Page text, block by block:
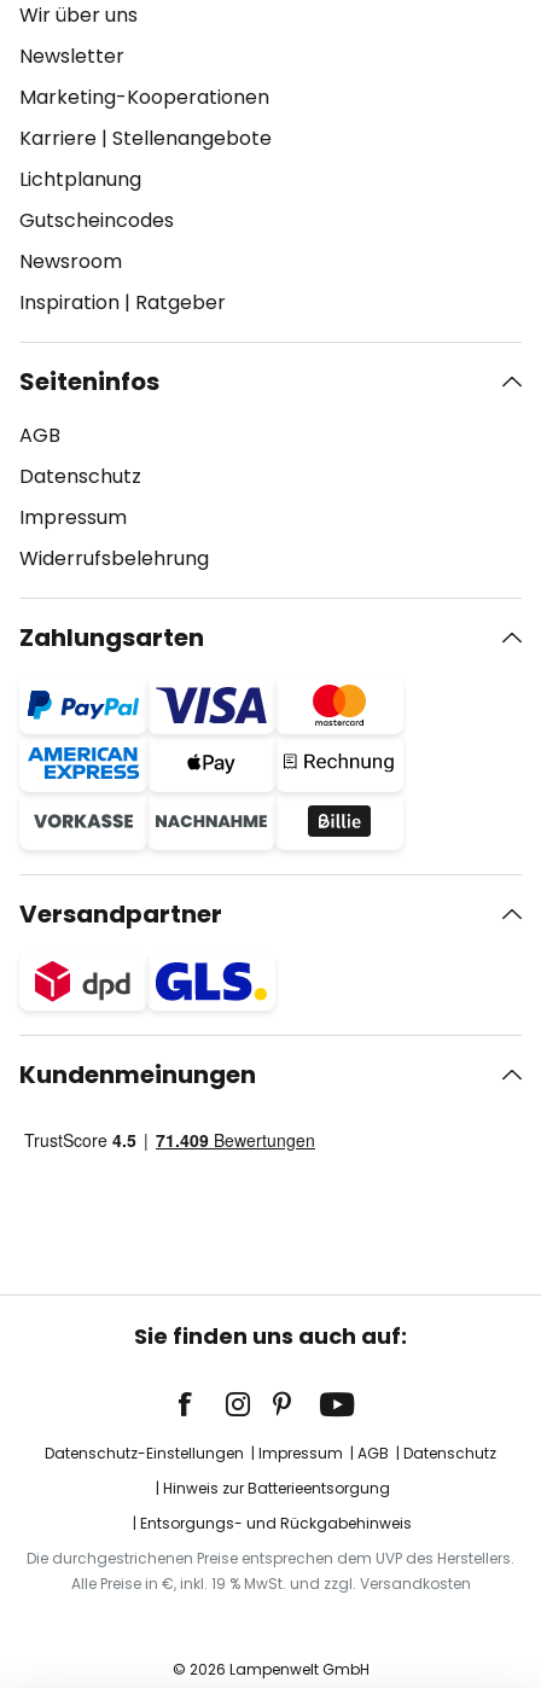
Wir über uns
Newsletter
Marketing-Kooperationen
Karriere | Stellenangebote
Lichtplanung
Gutscheincodes
Newsroom
Inspiration | Ratgeber
Seiteninfos
AGB
Datenschutz
Impressum
Widerrufsbelehrung
Zahlungsarten
Versandpartner
Kundenmeinungen
Sie finden uns auch auf:
Datenschutz-Einstellungen Impressum AGB
Datenschutz
Hinweis zur Batterieentsorgung
Entsorgungs- und Rückgabehinweis
Die durchgestrichenen Preise entsprechen dem UVP des Herstellers.
Alle Preise in €, inkl. 19 % MwSt. und zzgl. Versandkosten
© 2026 Lampenwelt GmbH